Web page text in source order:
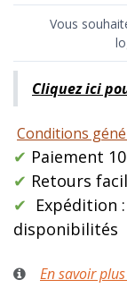
Vous
Cliquez ici
Conditions
✔ Paiement
✔ Retours
✔ Expédition
disponibilités
En savoir